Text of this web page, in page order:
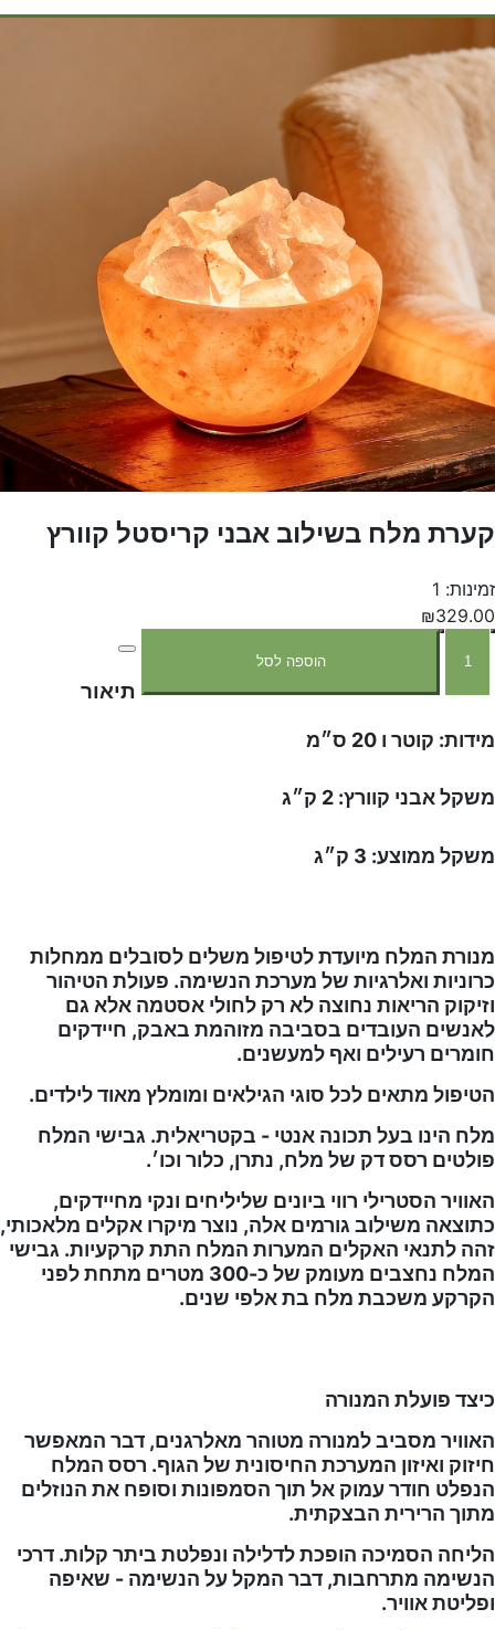
קערת מלח בשילוב אבני קריסטל קוורץ
זמינות: 1
₪329.00
הוספה לסל
תיאור
מידות: קוטר ו 20 ס״מ
משקל אבני קוורץ: 2 ק״ג
משקל ממוצע: 3 ק״ג
מנורת המלח מיועדת לטיפול משלים לסובלים ממחלות
כרוניות ואלרגיות של מערכת הנשימה. פעולת הטיהור
וזיקוק הריאות נחוצה לא רק לחולי אסטמה אלא גם
לאנשים העובדים בסביבה מזוהמת באבק, חיידקים
חומרים רעילים ואף למעשנים.
הטיפול מתאים לכל סוגי הגילאים ומומלץ מאוד לילדים.
מלח הינו בעל תכונה אנטי - בקטריאלית. גבישי המלח
פולטים רסס דק של מלח, נתרן, כלור וכו׳.
האוויר הסטרילי רווי ביונים שליליחים ונקי מחיידקים,
כתוצאה משילוב גורמים אלה, נוצר מיקרו אקלים מלאכותי,
זהה לתנאי האקלים המערות המלח התת קרקעיות. גבישי
המלח נחצבים מעומק של כ-300 מטרים מתחת לפני
הקרקע משכבת מלח בת אלפי שנים.
כיצד פועלת המנורה
האוויר מסביב למנורה מטוהר מאלרגנים, דבר המאפשר
חיזוק ואיזון המערכת החיסונית של הגוף. רסס המלח
הנפלט חודר עמוק אל תוך הסמפונות וסופח את הנוזלים
מתוך הרירית הבצקתית.
הליחה הסמיכה הופכת לדלילה ונפלטת ביתר קלות. דרכי
הנשימה מתרחבות, דבר המקל על הנשימה - שאיפה
ופליטת אוויר.